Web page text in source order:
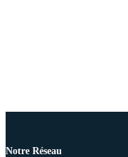
Notre Réseau